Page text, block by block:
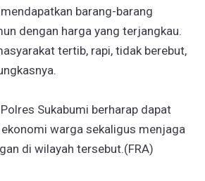
barang-barang
dengan harga yang terjangkau.
tertib, rapi, tidak berebut,
Sukabumi berharap dapat
warga sekaligus menjaga
di wilayah tersebut.(FRA)